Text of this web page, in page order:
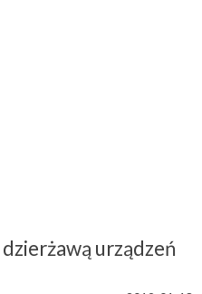
urządzeń